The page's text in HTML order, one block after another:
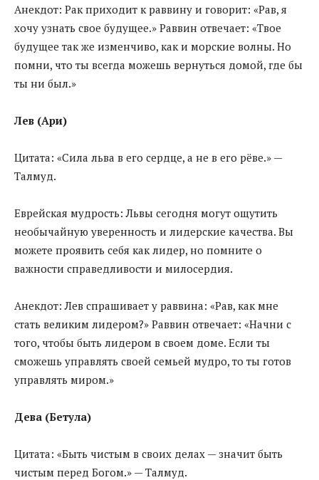
Анекдот: Рак приходит к раввину и говорит: «Рав, я
хочу узнать свое будущее.» Раввин отвечает: «Твое
будущее так же изменчиво, как и морские волны. Но
помни, что ты всегда можешь вернуться домой, где бы
ты ни был.»
Лев (Ари)
Цитата: «Сила льва в его сердце, а не в его рёве.» —
Талмуд.
Еврейская мудрость: Львы сегодня могут ощутить
необычайную уверенность и лидерские качества. Вы
можете проявить себя как лидер, но помните о
важности справедливости и милосердия.
Анекдот: Лев спрашивает у раввина: «Рав, как мне
стать великим лидером?» Раввин отвечает: «Начни с
того, чтобы быть лидером в своем доме. Если ты
сможешь управлять своей семьей мудро, то ты готов
управлять миром.»
Дева (Бетула)
Цитата: «Быть чистым в своих делах — значит быть
чистым перед Богом.» — Талмуд.